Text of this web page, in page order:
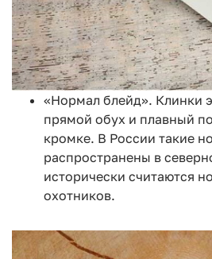
«Нормал блейд». Клинки
прямой обух и плавный
кромке. В России такие
распространены в
исторически считаются
охотников.